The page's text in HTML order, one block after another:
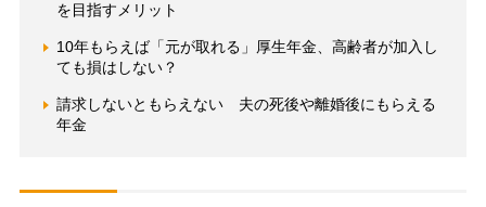
を目指すメリット
10年もらえば「元が取れる」厚生年金、高齢者が加入し
ても損はしない？
請求しないともらえない 夫の死後や離婚後にもらえる
年金